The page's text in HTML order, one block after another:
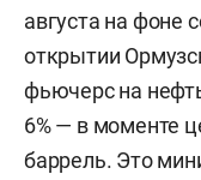
августа на фоне
открытии
фьючерс на
6% — в моменте
баррель. Это